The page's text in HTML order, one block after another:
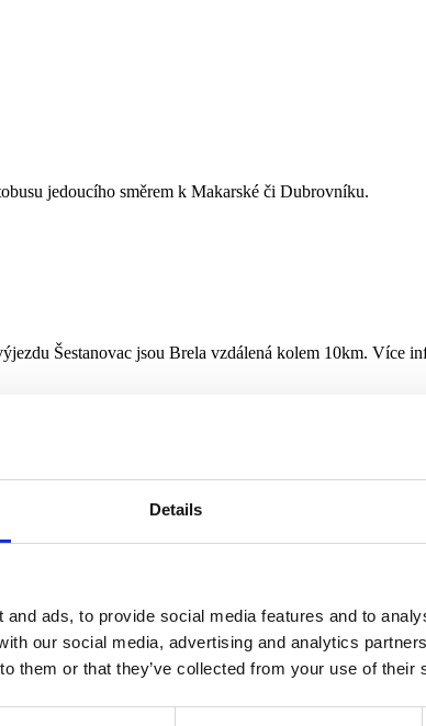
Details
ads, to provide social media features and to
our social media, advertising and analytics
them or that they’ve collected from your use of their
jedoucího směrem k Makarské či Dubrovníku.
Šestanovac jsou Brela vzdálená kolem 10km. Více
taxíkem do Brel. Více informací na stránkáchHrvatske